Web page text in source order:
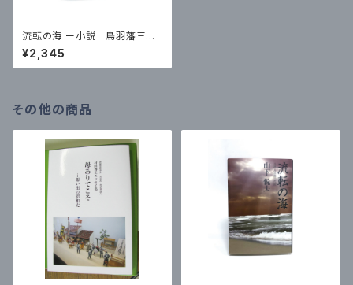
流転の海 ー小説 鳥羽藩三代
記
¥2,345
その他の商品